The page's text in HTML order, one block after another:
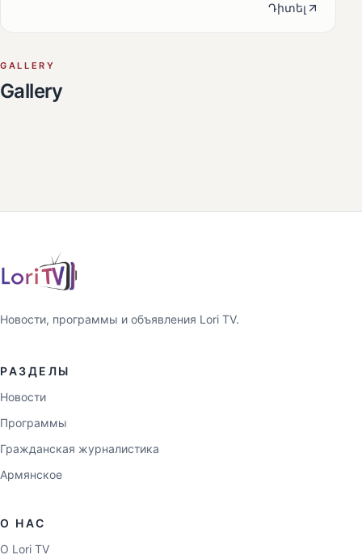
Դիտել
GALLERY
Gallery
Новости, программы и объявления Lori TV.
РАЗДЕЛЫ
Новости
Программы
Гражданская журналистика
Армянское
О НАС
О Lori TV